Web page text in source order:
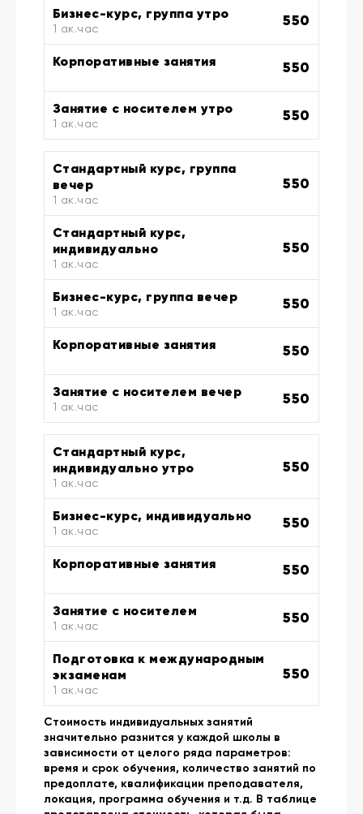
Бизнес-курс, группа утро
1 ак.час 550
Корпоративные занятия 550
Занятие с носителем утро
1 ак.час 550
Стандартный курс, группа
вечер
1 ак.час
550
Стандартный курс,
индивидуально
1 ак.час
550
Бизнес-курс, группа вечер
1 ак.час 550
Корпоративные занятия 550
Занятие с носителем вечер
1 ак.час 550
Стандартный курс,
индивидуально утро
1 ак.час
550
Бизнес-курс, индивидуально
1 ак.час 550
Корпоративные занятия 550
Занятие с носителем
1 ак.час 550
Подготовка к международным
экзаменам
1 ак.час
550
Стоимость индивидуальных занятий
значительно разнится у каждой школы в
зависимости от целого ряда параметров:
время и срок обучения, количество занятий по
предоплате, квалификации преподавателя,
локация, программа обучения и т.д. В таблице